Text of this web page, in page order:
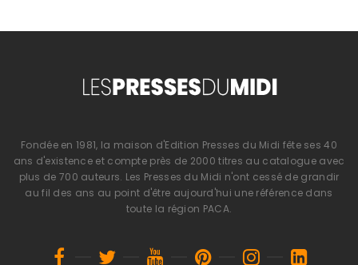
Fondée en 1981, la maison d'Edition Presses du Midi fête ses 40
ans d'existence et compte près de 2000 titres au catalogue avec
plus de 700 auteurs. Les Presses du Midi n'ont cessé de grandir
au fil des ans au point d'être aujourd'hui une référence dans
toute la région PACA.